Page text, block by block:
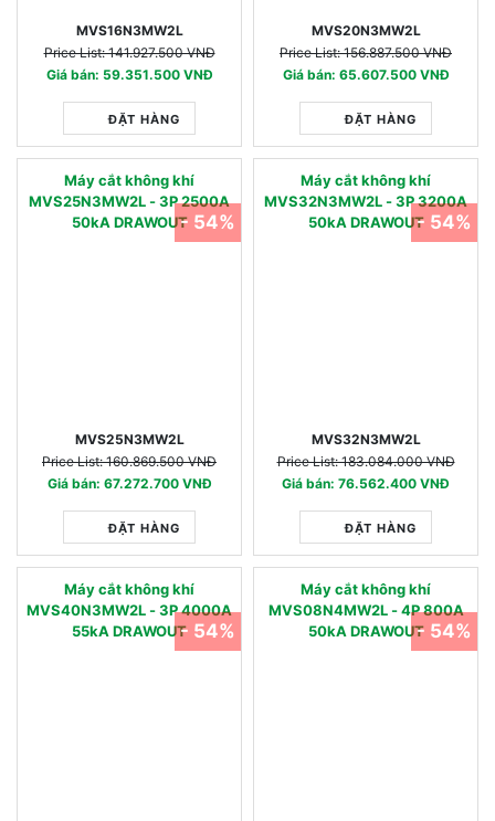
MVS16N3MW2L
Price List: 141.927.500 VNĐ
Giá bán: 59.351.500 VNĐ
ĐẶT HÀNG
MVS20N3MW2L
Price List: 156.887.500 VNĐ
Giá bán: 65.607.500 VNĐ
ĐẶT HÀNG
Máy cắt không khí
MVS25N3MW2L - 3P 2500A
50kA DRAWOUT
MVS25N3MW2L
Price List: 160.869.500 VNĐ
Giá bán: 67.272.700 VNĐ
ĐẶT HÀNG
- 54%
Máy cắt không khí
MVS32N3MW2L - 3P 3200A
50kA DRAWOUT
MVS32N3MW2L
Price List: 183.084.000 VNĐ
Giá bán: 76.562.400 VNĐ
ĐẶT HÀNG
- 54%
Máy cắt không khí
MVS40N3MW2L - 3P 4000A
55kA DRAWOUT- 54%
Máy cắt không khí
MVS08N4MW2L - 4P 800A
50kA DRAWOUT- 54%